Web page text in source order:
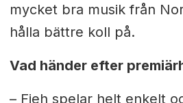
mycket bra musik från
hålla bättre koll på.
Vad händer efter
– Fieh spelar helt enkelt